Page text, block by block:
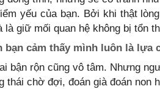
yếu của bạn. Bởi khi thật
là giữ mối quan hệ không bị tổn
bạn cảm thấy mình luôn là lựa
bận rộn cũng vô tâm. Nhưng
thái chờ đợi, đoán già đoán non